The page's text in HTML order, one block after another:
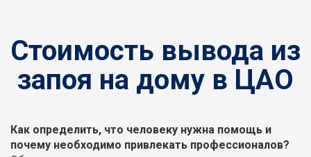
Стоимость вывода из
запоя на дому в ЦАО
Как определить, что человеку нужна помощь и
почему необходимо привлекать профессионалов?